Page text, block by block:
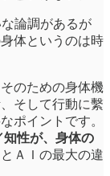
論調があるが
体というのは時
のための身体機
そして行動に繫
ポイントです。
知性が、身体の
ＡＩの最大の違